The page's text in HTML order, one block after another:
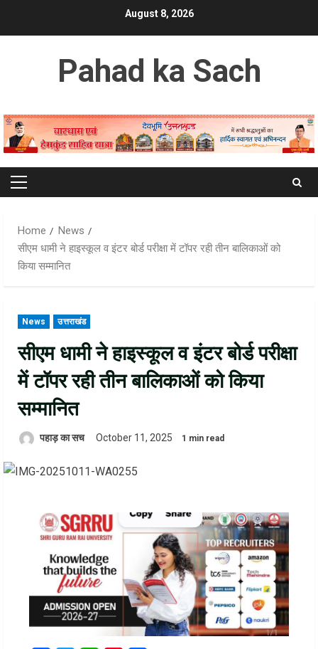
August 8, 2026
Pahad ka Sach
Primary
Home
News
सीएम धामी ने हाइस्कूल व इंटर बोर्ड परीक्षा में टॉपर रही तीन बालिकाओं को
किया सम्मानित
News उत्तराखंड
सीएम धामी ने हाइस्कूल व इंटर बोर्ड परीक्षा
में टॉपर रही तीन बालिकाओं को किया
सम्मानित
पहाड़ का सच October 11, 2025 1 min read